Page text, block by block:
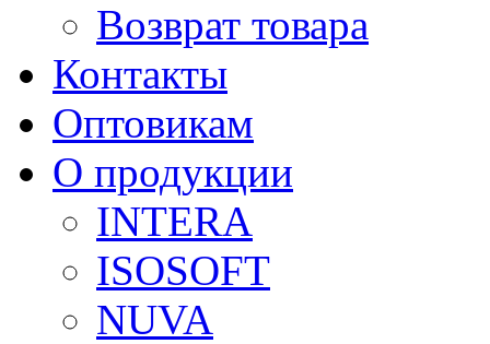
Возврат товара
Контакты
Оптовикам
О продукции
INTERA
ISOSOFT
NUVA